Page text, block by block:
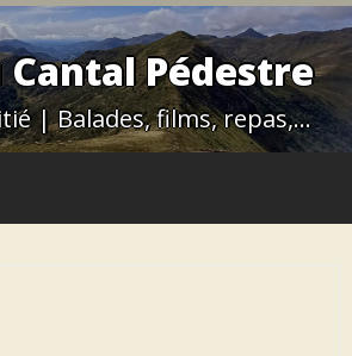
Pédestre
| Balades, films, repas,…